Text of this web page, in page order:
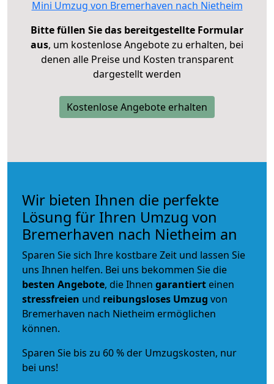
Mini Umzug von Bremerhaven nach Nietheim
Bitte füllen Sie das bereitgestellte Formular
aus, um kostenlose Angebote zu erhalten, bei
denen alle Preise und Kosten transparent
dargestellt werden
Kostenlose Angebote erhalten
Wir bieten Ihnen die perfekte
Lösung für Ihren Umzug von
Bremerhaven nach Nietheim an
Sparen Sie sich Ihre kostbare Zeit und lassen Sie
uns Ihnen helfen. Bei uns bekommen Sie die
besten Angebote, die Ihnen garantiert einen
stressfreien und reibungsloses Umzug von
Bremerhaven nach Nietheim ermöglichen
können.
Sparen Sie bis zu 60 % der Umzugskosten, nur
bei uns!